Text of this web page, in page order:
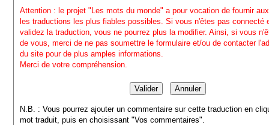
Attention : le projet "Les mots du monde" a pour vocation de fournir
les traductions les plus fiables possibles. Si vous n'êtes pas connecté
validez la traduction, vous ne pourrez plus la modifier. Ainsi, si vous
de vous, merci de ne pas soumettre le formulaire et/ou de contacter
du site pour de plus amples informations.
Merci de votre compréhension.
N.B. : Vous pourrez ajouter un commentaire sur cette traduction en
mot traduit, puis en choisissant "Vos commentaires".